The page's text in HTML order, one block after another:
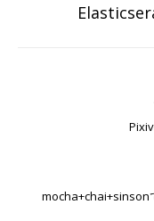
mocha+chai+sinson